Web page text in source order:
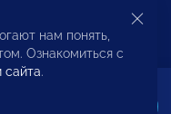
и
нам понять,
Ознакомиться с
сайта.